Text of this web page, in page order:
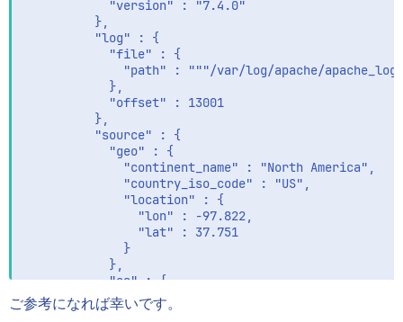
            "version" : "7.4.0"
          },
          "log" : {
            "file" : {
"path" : """/var/log/apache/
            },
            "offset" : 13001
          },
          "source" : {
            "geo" : {
              "continent_name" : "North America",
              "country_iso_code" : "US",
              "location" : {
                "lon" : -97.822,
                "lat" : 37.751
              }
            },
            "as" : {
              "number" : 15169,
              "organization" : {
ご参考になれば幸いです。